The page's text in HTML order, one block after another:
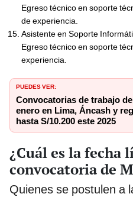
Egreso técnico en soporte
de experiencia.
Asistente en Soporte
Egreso técnico en soporte
experiencia.
PUEDES VER:
Convocatorias de trabajo
enero en Lima, Áncash y
hasta S/10.200 este 2025
¿Cuál es la fecha
convocatoria de
Quienes se postulen a